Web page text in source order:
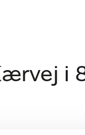
i